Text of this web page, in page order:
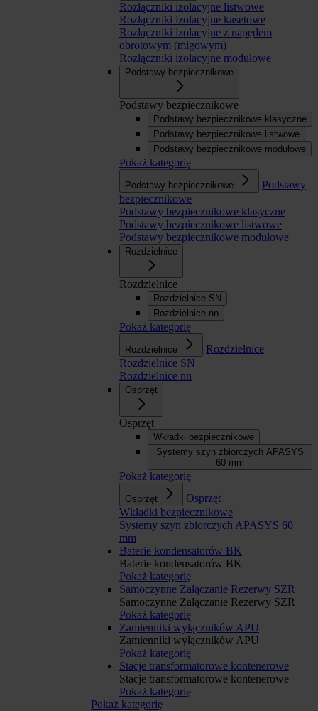
Rozłączniki izolacyjne listwowe
Rozłączniki izolacyjne kasetowe
Rozłączniki izolacyjne z napędem
obrotowym (migowym)
Rozłączniki izolacyjne modułowe
Podstawy bezpiecznikowe
Podstawy bezpiecznikowe
Podstawy bezpiecznikowe klasyczne
Podstawy bezpiecznikowe listwowe
Podstawy bezpiecznikowe modułowe
Pokaż kategorię
Podstawy bezpiecznikowe
Podstawy
bezpiecznikowe
Podstawy bezpiecznikowe klasyczne
Podstawy bezpiecznikowe listwowe
Podstawy bezpiecznikowe modułowe
Rozdzielnice
Rozdzielnice
Rozdzielnice SN
Rozdzielnice nn
Pokaż kategorię
Rozdzielnice
Rozdzielnice
Rozdzielnice SN
Rozdzielnice nn
Osprzęt
Osprzęt
Wkładki bezpiecznikowe
Systemy szyn zbiorczych APASYS
60 mm
Pokaż kategorię
Osprzęt
Osprzęt
Wkładki bezpiecznikowe
Systemy szyn zbiorczych APASYS 60
mm
Baterie kondensatorów BK
Baterie kondensatorów BK
Pokaż kategorię
Samoczynne Załączanie Rezerwy SZR
Samoczynne Załączanie Rezerwy SZR
Pokaż kategorię
Zamienniki wyłączników APU
Zamienniki wyłączników APU
Pokaż kategorię
Stacje transformatorowe kontenerowe
Stacje transformatorowe kontenerowe
Pokaż kategorię
Pokaż kategorię